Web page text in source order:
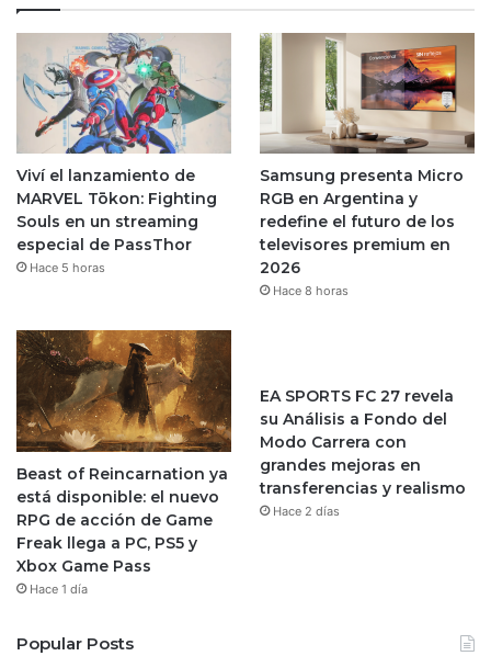
Viví el lanzamiento de
MARVEL Tōkon: Fighting
Souls en un streaming
especial de PassThor
Hace 5 horas
Samsung presenta Micro
RGB en Argentina y
redefine el futuro de los
televisores premium en
2026
Hace 8 horas
Beast of Reincarnation ya
está disponible: el nuevo
RPG de acción de Game
Freak llega a PC, PS5 y
Xbox Game Pass
Hace 1 día
EA SPORTS FC 27 revela
su Análisis a Fondo del
Modo Carrera con
grandes mejoras en
transferencias y realismo
Hace 2 días
Popular Posts